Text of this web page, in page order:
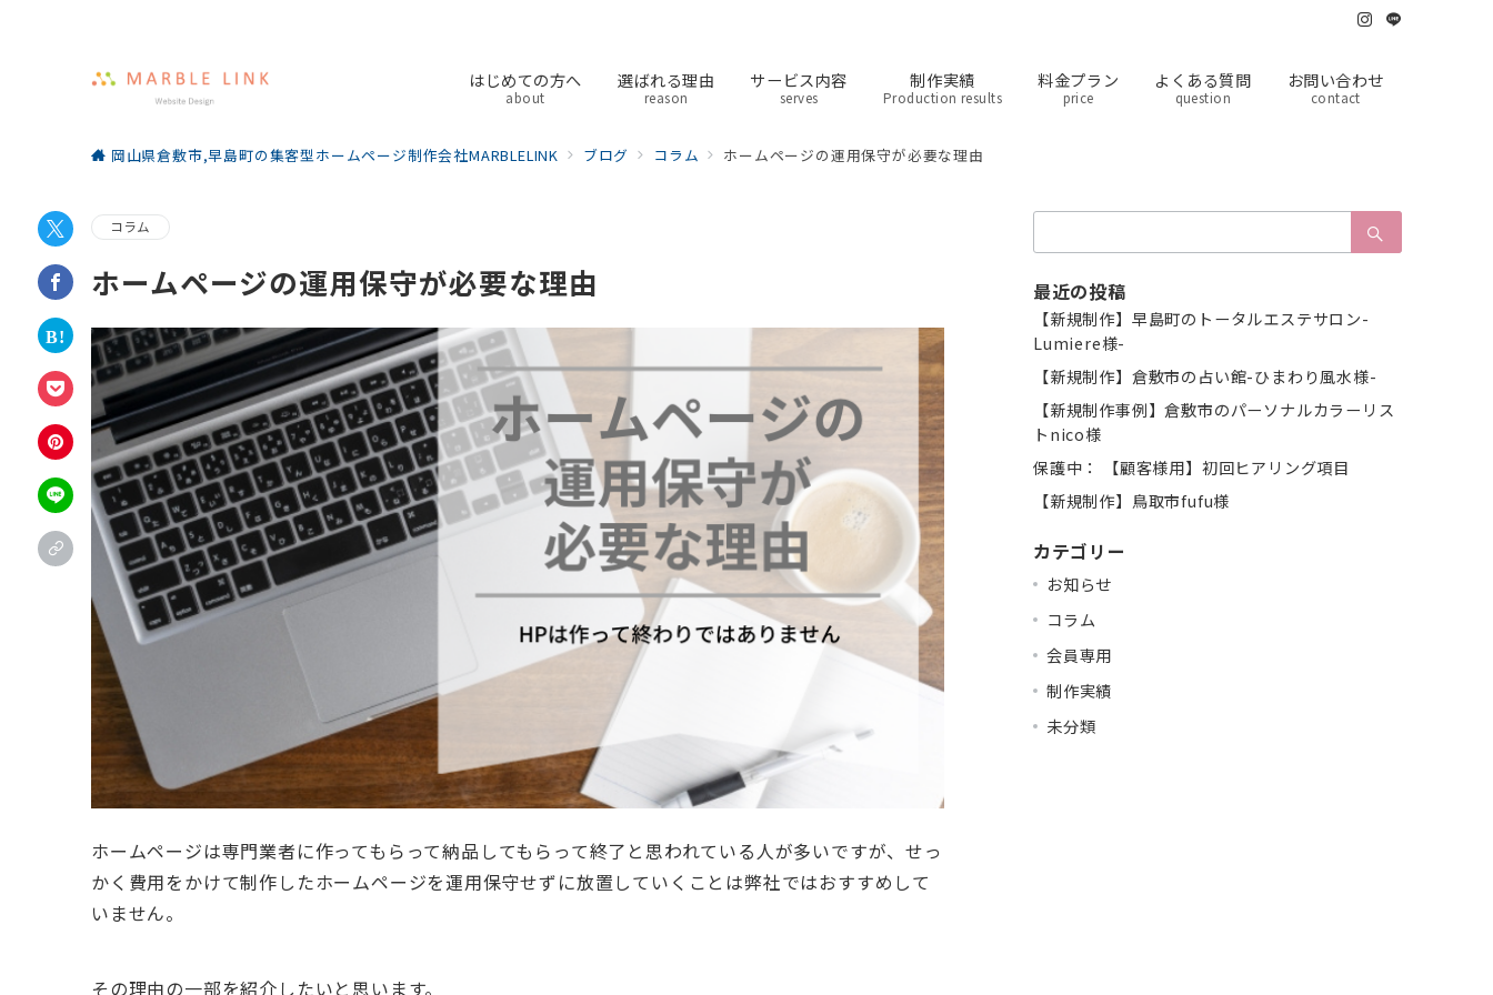
はじめての方へ
about
選ばれる理由
reason
サービス内容
serves
制作実績
Production results
料金プラン
price
よくある質問
question
お問い合わせ
contact
岡山県倉敷市,早島町の集客型ホームページ制作会社MARBLELINK ブログ コラム ホームページの運用保守が必要な理由
コラム
ホームページの運用保守が必要な理由
ホームページは専門業者に作ってもらって納品してもらって終了と思われている人が多いですが、せっ
かく費用をかけて制作したホームページを運用保守せずに放置していくことは弊社ではおすすめして
いません。
その理由の一部を紹介したいと思います。
索：
最近の投稿
【新規制作】早島町のトータルエステサロン-
Lumiere様-
【新規制作】倉敷市の占い館-ひまわり風水様-
【新規制作事例】倉敷市のパーソナルカラーリス
トnico様
保護中： 【顧客様用】初回ヒアリング項目
【新規制作】鳥取市fufu様
カテゴリー
お知らせ
コラム
会員専用
制作実績
未分類